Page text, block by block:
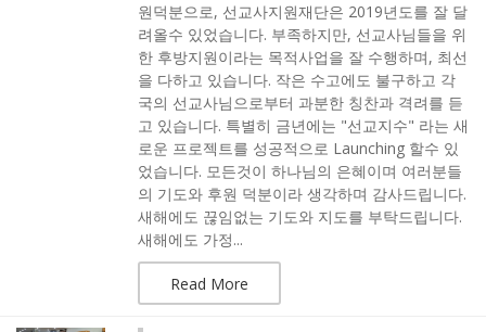
원덕분으로, 선교사지원재단은 2019년도를 잘 달
려올수 있었습니다. 부족하지만, 선교사님들을 위
한 후방지원이라는 목적사업을 잘 수행하며, 최선
을 다하고 있습니다. 작은 수고에도 불구하고 각
국의 선교사님으로부터 과분한 칭찬과 격려를 듣
고 있습니다. 특별히 금년에는 "선교지수" 라는 새
로운 프로젝트를 성공적으로 Launching 할수 있
었습니다. 모든것이 하나님의 은혜이며 여러분들
의 기도와 후원 덕분이라 생각하며 감사드립니다.
새해에도 끊임없는 기도와 지도를 부탁드립니다.
새해에도 가정...
Read More